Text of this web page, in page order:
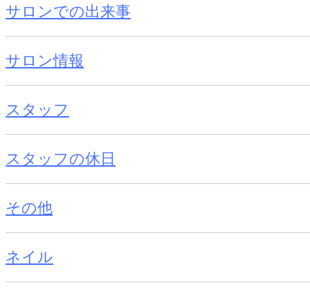
サロンでの出来事
サロン情報
スタッフ
スタッフの休日
その他
ネイル